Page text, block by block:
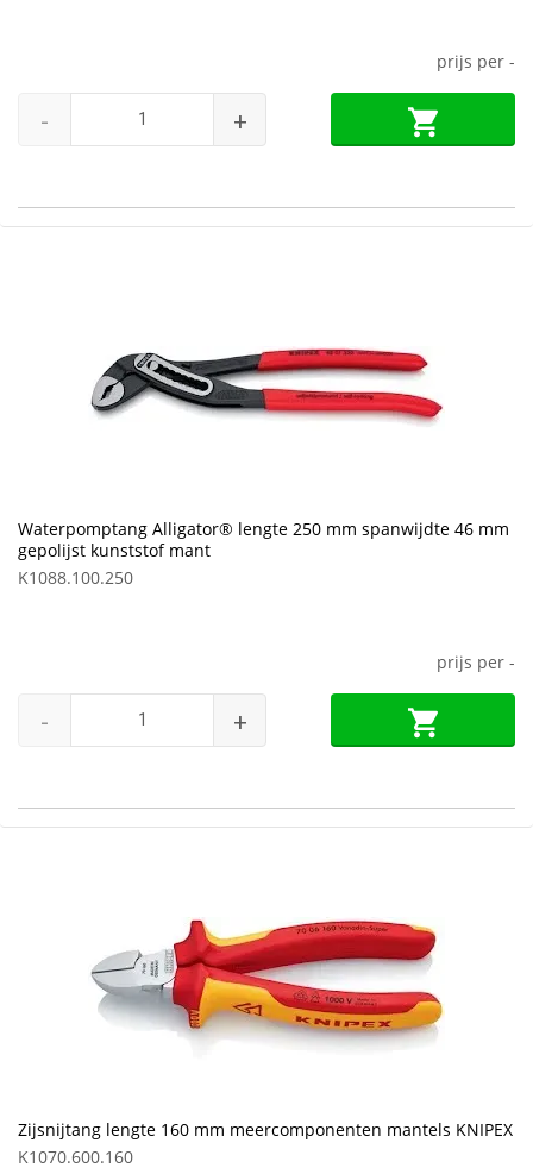
prijs per -
- +
Waterpomptang Alligator® lengte 250 mm spanwijdte 46 mm
gepolijst kunststof mant
K1088.100.250
prijs per -
- +
Zijsnijtang lengte 160 mm meercomponenten mantels KNIPEX
K1070.600.160